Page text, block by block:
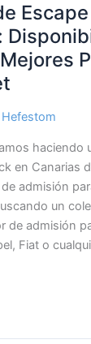
Hefestom
haciendo
en Canarias
admisión
un
de admisión
Fiat o